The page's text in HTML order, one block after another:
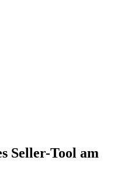
Seller-Tool am